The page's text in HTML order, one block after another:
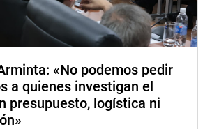
«No podemos pedir
a quienes investigan el
presupuesto, logística ni